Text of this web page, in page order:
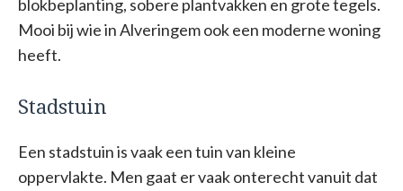
blokbeplanting, sobere plantvakken en grote tegels.
Mooi bij wie in Alveringem ook een moderne woning
heeft.
Stadstuin
Een stadstuin is vaak een tuin van kleine
oppervlakte. Men gaat er vaak onterecht vanuit dat